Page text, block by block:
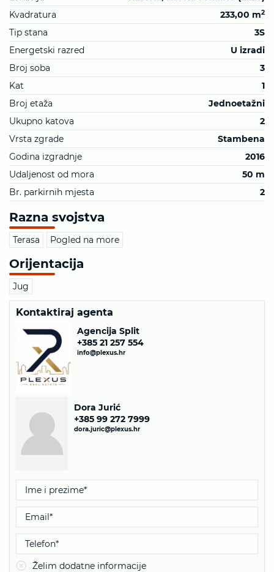
Kvadratura
233,00 m2
Tip stana
3S
Energetski razred
U izradi
Broj soba
3
Kat
1
Broj etaža
Jednoetažni
Ukupno katova
2
Vrsta zgrade
Stambena
Godina izgradnje
2016
Udaljenost od mora
50 m
Br. parkirnih mjesta
2
Razna svojstva
Terasa Pogled na more
Orijentacija
Jug
Kontaktiraj agenta
Agencija Split
+385 21 257 554
info@plexus.hr
Dora Jurić
+385 99 272 7999
dora.juric@plexus.hr
Želim dodatne informacije